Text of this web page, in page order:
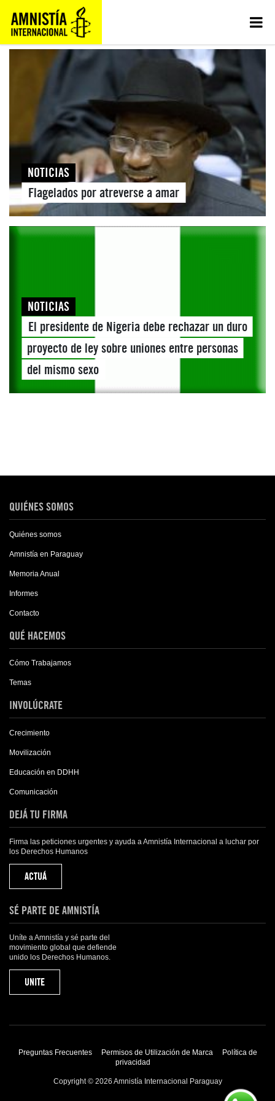
NOTICIAS
Flagelados por atreverse a amar
NOTICIAS
El presidente de Nigeria debe rechazar un duro
proyecto de ley sobre uniones entre personas
del mismo sexo
QUIÉNES SOMOS
Quiénes somos
Amnistía en Paraguay
Memoria Anual
Informes
Contacto
QUÉ HACEMOS
Cómo Trabajamos
Temas
INVOLÚCRATE
Crecimiento
Movilización
Educación en DDHH
Comunicación
DEJÁ TU FIRMA
Firma las peticiones urgentes y ayuda a Amnistía Internacional a luchar por
los Derechos Humanos
ACTUÁ
SÉ PARTE DE AMNISTÍA
Uníte a Amnistía y sé parte del
movimiento global que defiende
unido los Derechos Humanos.
UNITE
Preguntas Frecuentes Permisos de Utilización de Marca
Política de
privacidad
Copyright © 2026 Amnistía Internacional Paraguay